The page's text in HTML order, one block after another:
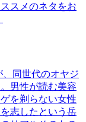
スメのネタをお
、同世代のオヤジ
男性が読む美容
を剃らない女性
志したという岳